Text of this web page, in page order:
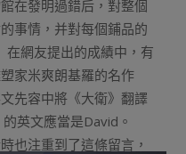
發明過錯后，對整個
事情，并對每個鋪品的
網友提出的成績中，有
家米爽朗基羅的名作
先容中將《大衛》翻譯
的英文應當是David。
也注重到了這條留言，